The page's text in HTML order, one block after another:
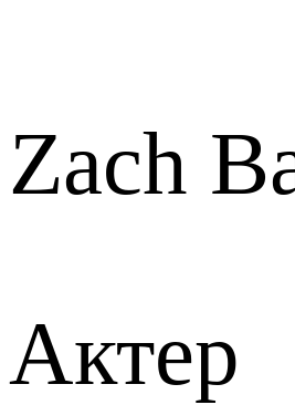
Zach
Актер